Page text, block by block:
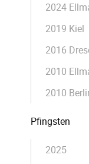
2024
2019 Kiel
2016
2010
2010
Pfingsten
2025